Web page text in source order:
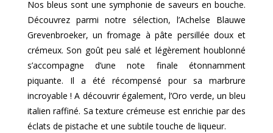
Nos bleus sont une symphonie de saveurs en bouche.
Découvrez parmi notre sélection, l’Achelse Blauwe
Grevenbroeker, un fromage à pâte persillée doux et
crémeux. Son goût peu salé et légèrement houblonné
s’accompagne d’une note finale étonnamment
piquante. Il a été récompensé pour sa marbrure
incroyable ! A découvrir également, l’Oro verde, un bleu
italien raffiné. Sa texture crémeuse est enrichie par des
éclats de pistache et une subtile touche de liqueur.